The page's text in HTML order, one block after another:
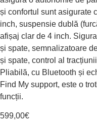
și confortul sunt asigurate
inch, suspensie dublă
afișaj clar de 4 inch.
și spate, semnalizatoare
și spate, control al
Pliabilă, cu Bluetooth și
Find My support, este o
funcții.
599,00€